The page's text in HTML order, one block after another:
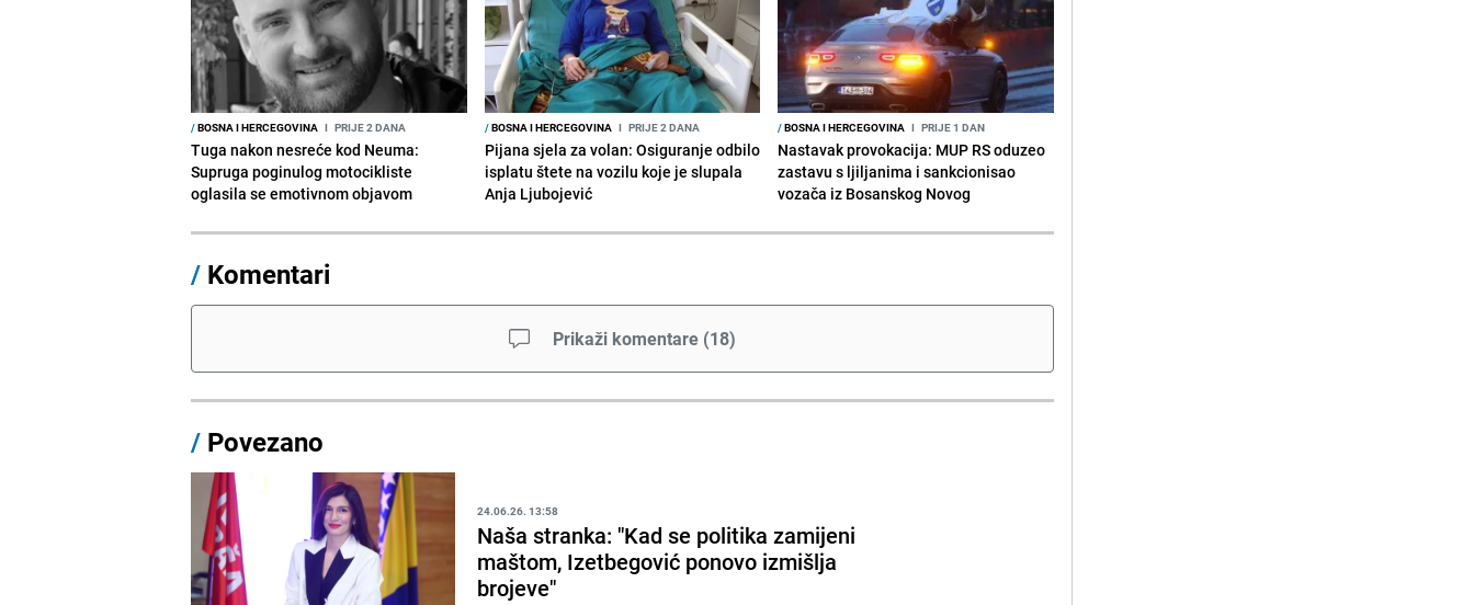
/BOSNA I HERCEGOVINA I PRIJE 2 DANA
Tuga nakon nesreće kod Neuma:
Supruga poginulog motocikliste
oglasila se emotivnom objavom
/BOSNA I HERCEGOVINA I PRIJE 2 DANA
Pijana sjela za volan: Osiguranje odbilo
isplatu štete na vozilu koje je slupala
Anja Ljubojević
/BOSNA I HERCEGOVINA I PRIJE 1 DAN
Nastavak provokacija: MUP RS oduzeo
zastavu s ljiljanima i sankcionisao
vozača iz Bosanskog Novog
/ Komentari
Prikaži komentare (18)
/ Povezano
24.06.26. 13:58
Naša stranka: "Kad se politika zamijeni
maštom, Izetbegović ponovo izmišlja
brojeve"